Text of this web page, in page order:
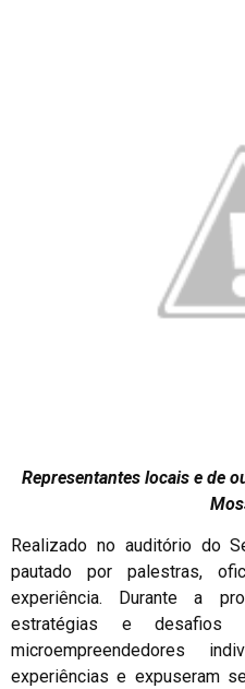
Representantes locais e de
Realizado no auditório do
pautado por palestras,
experiência. Durante a
estratégias e
microempreendedores
experiências e expuseram